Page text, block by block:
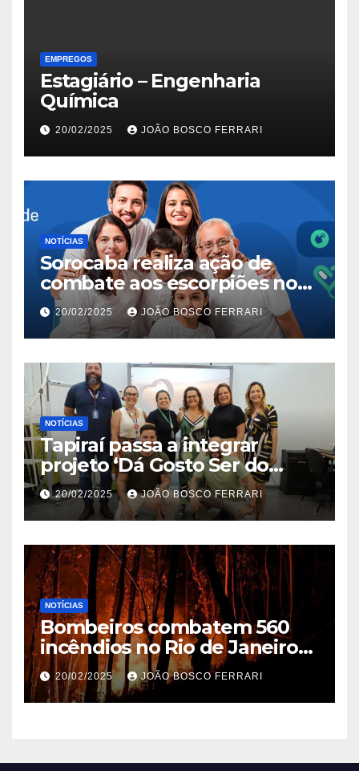
EMPREGOS
Estagiário – Engenharia
Química
20/02/2025 JOÃO BOSCO FERRARI
NOTÍCIAS
Sorocaba realiza ação de
combate aos escorpiões no
Jardim São Carlos
20/02/2025 JOÃO BOSCO FERRARI
NOTÍCIAS
Tapiraí passa a integrar
projeto ‘Dá Gosto Ser do
Ribeira’ | ASN São Paulo
20/02/2025 JOÃO BOSCO FERRARI
NOTÍCIAS
Bombeiros combatem 560
incêndios no Rio de Janeiro
em 2025
20/02/2025 JOÃO BOSCO FERRARI